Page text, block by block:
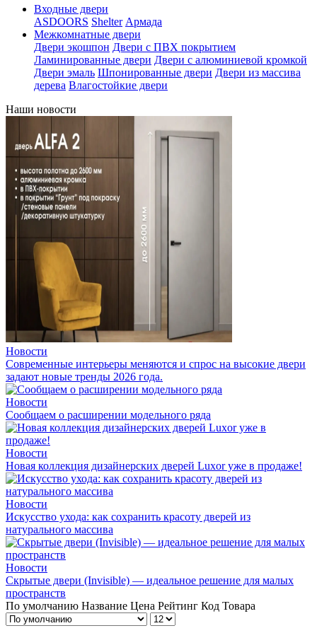
Входные двери
ASDOORS Shelter Армада
Межкомнатные двери
Двери экошпон Двери с ПВХ покрытием
Ламинированные двери Двери с алюминиевой кромкой
Двери эмаль Шпонированные двери Двери из массива
дерева Влагостойкие двери
Наши новости
Новости
Современные интерьеры меняются и спрос на высокие двери
задают новые тренды 2026 года.
Новости
Сообщаем о расширении модельного ряда
Новости
Новая коллекция дизайнерских дверей Luxor уже в продаже!
Новости
Искусство ухода: как сохранить красоту дверей из
натурального массива
Новости
Скрытые двери (Invisible) — идеальное решение для малых
пространств
По умолчанию Название Цена Рейтинг Код Товара